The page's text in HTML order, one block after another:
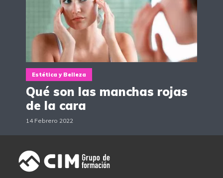
Estética y Belleza
Qué son las manchas rojas
de la cara
14 Febrero 2022